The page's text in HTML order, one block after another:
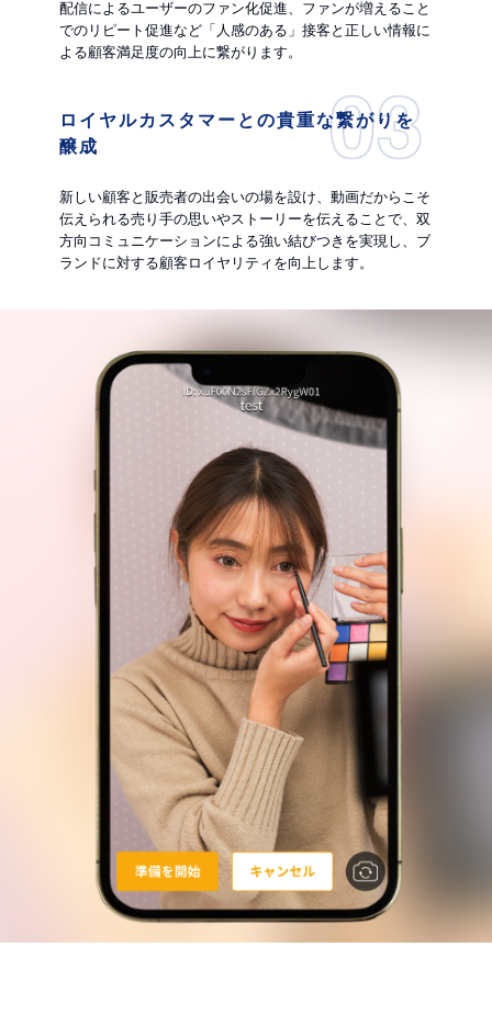
配信によるユーザーのファン化促進、ファンが増えること
でのリピート促進など「人感のある」接客と正しい情報に
よる顧客満足度の向上に繋がります。
ロイヤルカスタマーとの貴重な繋がりを
醸成
新しい顧客と販売者の出会いの場を設け、動画だからこそ
伝えられる売り手の思いやストーリーを伝えることで、双
方向コミュニケーションによる強い結びつきを実現し、ブ
ランドに対する顧客ロイヤリティを向上します。